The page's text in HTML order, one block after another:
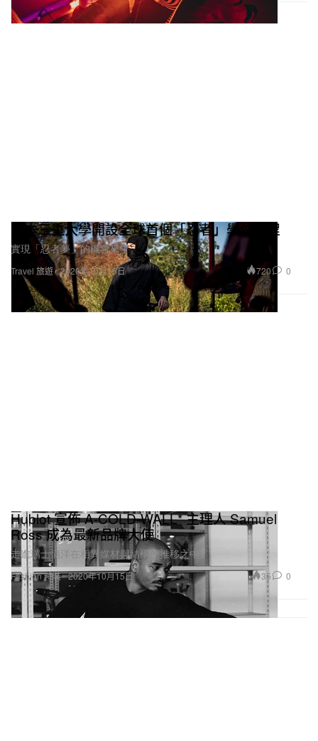
Travel 旅遊
日本三重大學開設全球首個「忍者」學位課程
實現「忍者夢」的機會來了。
2020年10月15日 720 0
Fashion 時裝
Hublot 宣佈 A-COLD-WALL* 主理人 Samuel
Ross 成為最新品牌大使
走進瑞士惝洋在相異媒材與結構的推移之中。
2020年10月15日 35 0